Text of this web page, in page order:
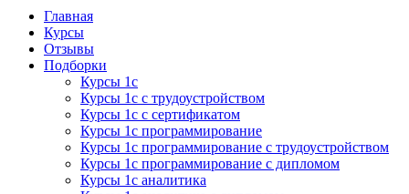
Курсы 1С
Курсы 1С официальная сертификация
Главная
Курсы
Отзывы
Подборки
Курсы 1с
Курсы 1с с трудоустройством
Курсы 1с с сертификатом
Курсы 1с программирование
Курсы 1с программирование с трудоустройством
Курсы 1с программирование с дипломом
Курсы 1с аналитика